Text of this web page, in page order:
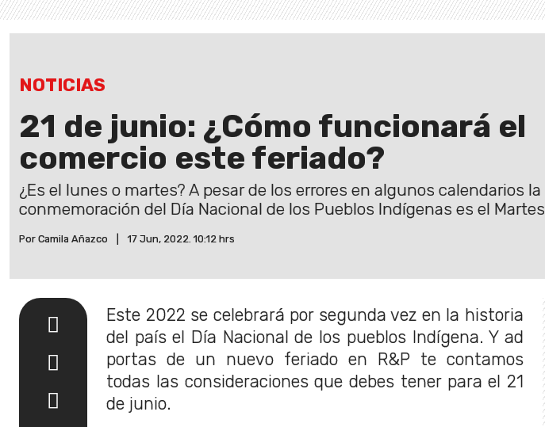
NOTICIAS
21 de junio: ¿Cómo funcionará el
comercio este feriado?
¿Es el lunes o martes? A pesar de los errores en algunos calendarios la
conmemoración del Día Nacional de los Pueblos Indígenas es el Martes
Por Camila Añazco 17 Jun, 2022. 10:12 hrs
Este 2022 se celebrará por segunda vez en la historia
del país el Día Nacional de los pueblos Indígena. Y ad
portas de un nuevo feriado en R&P te contamos
todas las consideraciones que debes tener para el 21
de junio.